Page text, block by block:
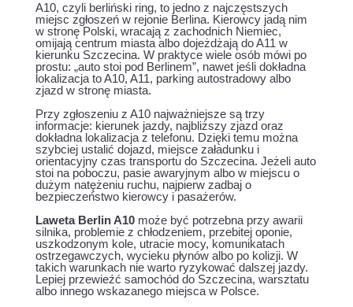
A10, czyli berliński ring, to jedno z najczęstszych
miejsc zgłoszeń w rejonie Berlina. Kierowcy jadą nim
w stronę Polski, wracają z zachodnich Niemiec,
omijają centrum miasta albo dojeżdżają do A11 w
kierunku Szczecina. W praktyce wiele osób mówi po
prostu: „auto stoi pod Berlinem”, nawet jeśli dokładna
lokalizacja to A10, A11, parking autostradowy albo
zjazd w stronę miasta.
Przy zgłoszeniu z A10 najważniejsze są trzy
informacje: kierunek jazdy, najbliższy zjazd oraz
dokładna lokalizacja z telefonu. Dzięki temu można
szybciej ustalić dojazd, miejsce załadunku i
orientacyjny czas transportu do Szczecina. Jeżeli auto
stoi na poboczu, pasie awaryjnym albo w miejscu o
dużym natężeniu ruchu, najpierw zadbaj o
bezpieczeństwo kierowcy i pasażerów.
Laweta Berlin A10może być potrzebna przy awarii
silnika, problemie z chłodzeniem, przebitej oponie,
uszkodzonym kole, utracie mocy, komunikatach
ostrzegawczych, wycieku płynów albo po kolizji. W
takich warunkach nie warto ryzykować dalszej jazdy.
Lepiej przewieźć samochód do Szczecina, warsztatu
albo innego wskazanego miejsca w Polsce.